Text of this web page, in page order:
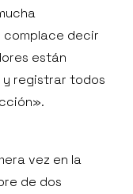
complace decir
están
y registrar todos
vez en la
de dos